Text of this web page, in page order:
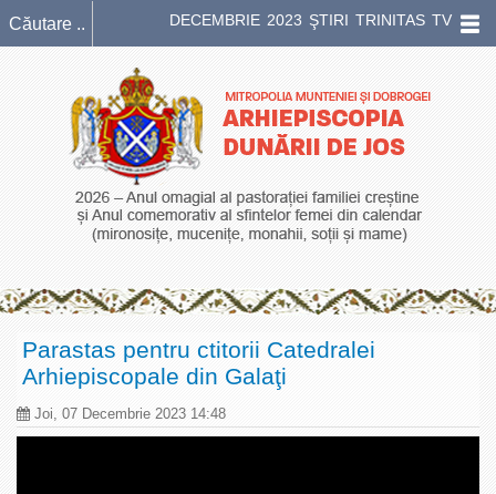
DECEMBRIE 2023 ŞTIRI TRINITAS TV
Parastas pentru ctitorii Catedralei
Arhiepiscopale din Galaţi
Joi, 07 Decembrie 2023 14:48